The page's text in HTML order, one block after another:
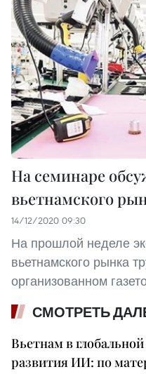
На семинаре
вьетнамского
14/12/2020 09:30
На прошлой неделе
вьетнамского рынка
организованном
СМОТРЕТЬ
Вьетнам в
развития ИИ: по